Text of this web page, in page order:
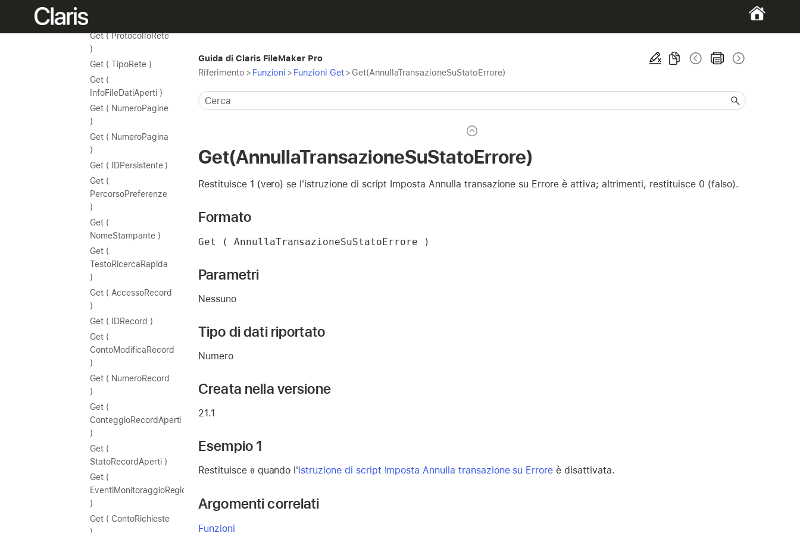
Get ( ProtocolloRete
)
Get ( TipoRete )
Get (
InfoFileDatiAperti )
Get ( NumeroPagine
)
Get ( NumeroPagina
)
Get ( IDPersistente )
Get (
PercorsoPreferenze
)
Get (
NomeStampante )
Get (
TestoRicercaRapida
)
Get ( AccessoRecord
)
Get ( IDRecord )
Get (
ContoModificaRecord
)
Get ( NumeroRecord
)
Get (
ConteggioRecordAperti
)
Get (
StatoRecordAperti )
Get (
EventiMonitoraggioRegione
)
Get ( ContoRichieste
Guida di Claris FileMaker Pro
Riferimento > Funzioni > Funzioni Get> Get(AnnullaTransazioneSuStatoErrore)
Get(AnnullaTransazioneSuStatoErrore)
Restituisce 1 (vero) se l'istruzione di script Imposta Annulla transazione su Errore è attiva; altrimenti, restituisce 0 (falso).
Formato
Get ( AnnullaTransazioneSuStatoErrore )
Parametri
Nessuno
Tipo di dati riportato
Numero
Creata nella versione
21.1
Esempio 1
Restituisce 0 quando l'istruzione di script Imposta Annulla transazione su Errore è disattivata.
Argomenti correlati
Funzioni